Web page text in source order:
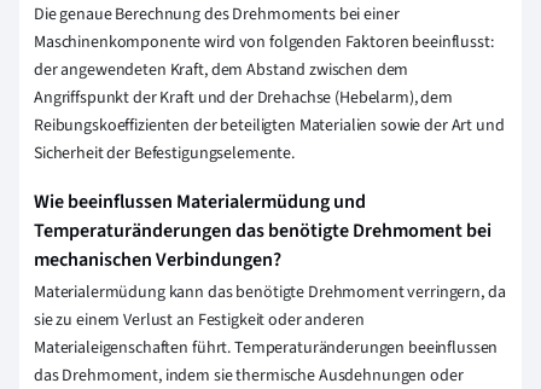
Die genaue Berechnung des Drehmoments bei einer
Maschinenkomponente wird von folgenden Faktoren beeinflusst:
der angewendeten Kraft, dem Abstand zwischen dem
Angriffspunkt der Kraft und der Drehachse (Hebelarm), dem
Reibungskoeffizienten der beteiligten Materialien sowie der Art und
Sicherheit der Befestigungselemente.
Wie beeinflussen Materialermüdung und
Temperaturänderungen das benötigte Drehmoment bei
mechanischen Verbindungen?
Materialermüdung kann das benötigte Drehmoment verringern, da
sie zu einem Verlust an Festigkeit oder anderen
Materialeigenschaften führt. Temperaturänderungen beeinflussen
das Drehmoment, indem sie thermische Ausdehnungen oder